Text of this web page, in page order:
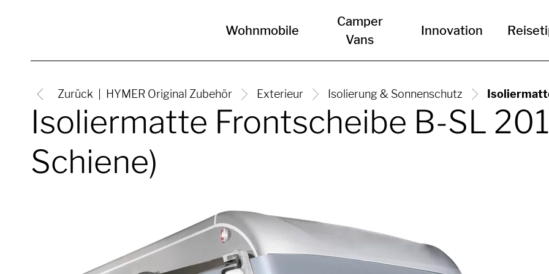
Wohnmobile
Camper
Vans
Innovation
Zurück HYMER Original Zubehör Exterieur Isolierung & Sonnenschutz
Isoliermatte Frontscheibe B-SL
Schiene)